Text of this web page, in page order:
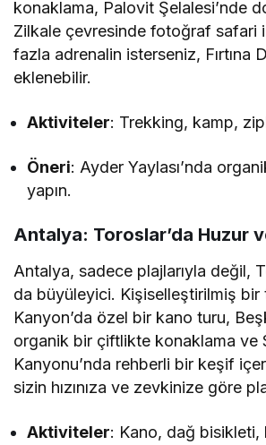
konaklama, Palovit Şelalesi’nde
Zilkale çevresinde fotoğraf safari
fazla adrenalin isterseniz, Fırtına
eklenebilir.
Aktiviteler: Trekking, kamp,
Öneri: Ayder Yaylası’nda
yapın.
Antalya: Toroslar’da Huzur
Antalya, sadece plajlarıyla değil,
da büyüleyici. Kişiselleştirilmiş bir
Kanyon’da özel bir kano turu,
organik bir çiftlikte konaklama ve
Kanyonu’nda rehberli bir keşif
sizin hızınıza ve zevkinize göre
Aktiviteler: Kano, dağ bisikleti,